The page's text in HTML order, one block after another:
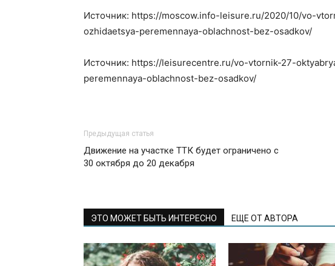
Источник: https://moscow.info-leisure.ru/2020/10/vo-
ozhidaetsya-peremennaya-oblachnost-bez-osadkov/
Источник: https://leisurecentre.ru/vo-vtornik-27-
peremennaya-oblachnost-bez-osadkov/
Предыдущая статья
Движение на участке ТТК будет ограничено с
30 октября до 20 декабря
ЭТО МОЖЕТ БЫТЬ ИНТЕРЕСНО ЕЩЕ ОТ АВТОРА